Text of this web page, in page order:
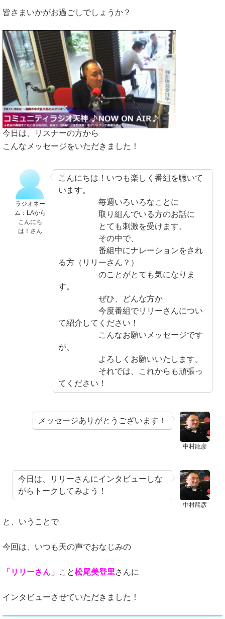
皆さまいかがお過ごしでしょうか？
今日は、リスナーの方から
こんなメッセージをいただきました！
ラジオネー
ム：LAから
こんにち
は！さん
こんにちは！いつも楽しく番組を聴いて
います。
毎週いろいろなことに
取り組んでいる方のお話に
とても刺激を受けます。
その中で、
番組中にナレーションをされ
る方（リリーさん？）
のことがとても気になりま
す。
ぜひ、どんな方か
今度番組でリリーさんについ
て紹介してください！
こんなお願いメッセージです
が、
よろしくお願いいたします。
それでは、これからも頑張っ
てください！
中村龍彦
メッセージありがとうございます！
中村龍彦
今日は、リリーさんにインタビューしな
がらトークしてみよう！
と、いうことで
今回は、いつも天の声でおなじみの
「リリーさん」 こと松尾美登里さんに
インタビューさせていただきました！